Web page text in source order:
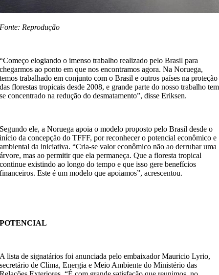
Fonte: Reprodução
“Começo elogiando o imenso trabalho realizado pelo Brasil para
chegarmos ao ponto em que nos encontramos agora. Na Noruega,
temos trabalhado em conjunto com o Brasil e outros países na proteção
das florestas tropicais desde 2008, e grande parte do nosso trabalho tem
se concentrado na redução do desmatamento”, disse Eriksen.
Segundo ele, a Noruega apoia o modelo proposto pelo Brasil desde o
início da concepção do TFFF, por reconhecer o potencial econômico e
ambiental da iniciativa. “Cria-se valor econômico não ao derrubar uma
árvore, mas ao permitir que ela permaneça. Que a floresta tropical
continue existindo ao longo do tempo e que isso gere benefícios
financeiros. Este é um modelo que apoiamos”, acrescentou.
POTENCIAL
A lista de signatários foi anunciada pelo embaixador Mauricio Lyrio,
secretário de Clima, Energia e Meio Ambiente do Ministério das